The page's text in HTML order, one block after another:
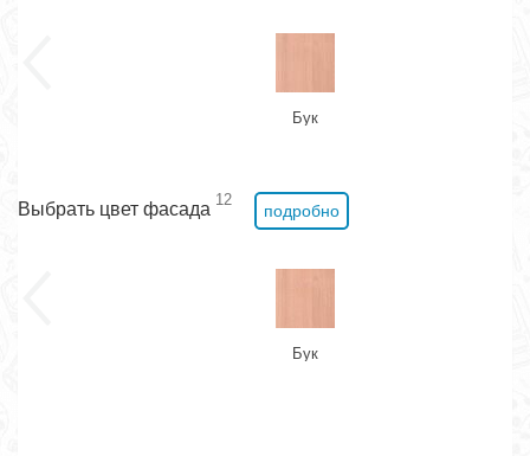
Бук
Выбрать цвет фасада 12
подробно
Бук